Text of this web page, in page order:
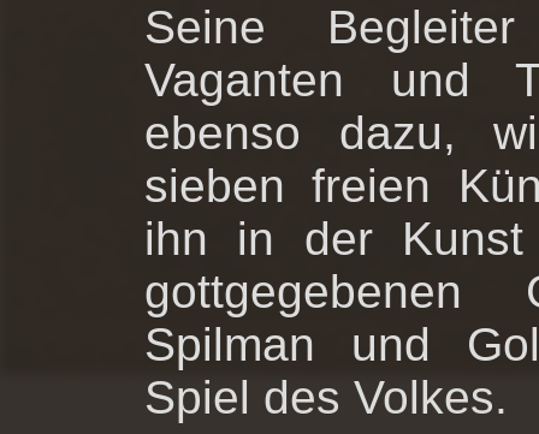
Seine
Vaganten und
ebenso dazu,
sieben freien
ihn in der
Spilman und
Spiel des Volkes.